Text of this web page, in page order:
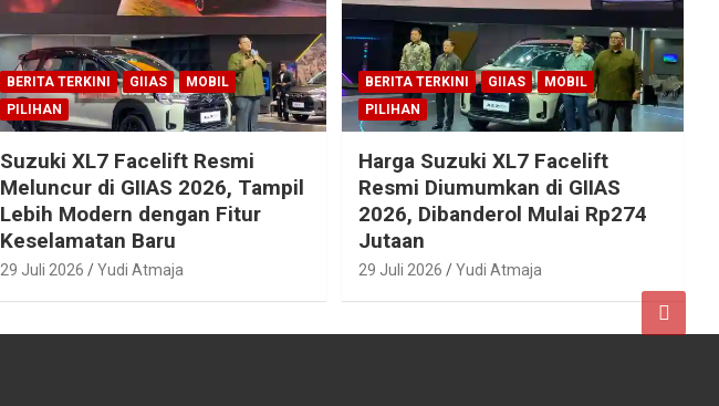
BERITA TERKINI GIIAS
MOBIL
PILIHAN
Suzuki XL7 Facelift Resmi
Meluncur di GIIAS 2026, Tampil
Lebih Modern dengan Fitur
Keselamatan Baru
29 Juli 2026 Yudi Atmaja
BERITA TERKINI GIIAS
MOBIL
PILIHAN
Harga Suzuki XL7 Facelift
Resmi Diumumkan di GIIAS
2026, Dibanderol Mulai Rp274
Jutaan
29 Juli 2026 Yudi Atmaja